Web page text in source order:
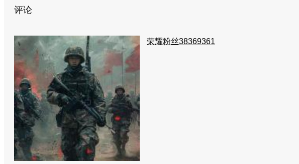
评论
荣耀粉丝38369361